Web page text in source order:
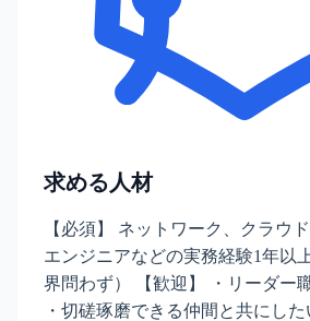
求める人材
【必須】 ネットワーク、クラウ
エンジニアなどの実務経験1年以
界問わず） 【歓迎】 ・リーダー
・切磋琢磨できる仲間と共にし